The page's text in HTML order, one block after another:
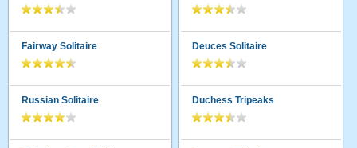
Fairway Solitaire
Russian Solitaire
Deuces Solitaire
Duchess Tripeaks